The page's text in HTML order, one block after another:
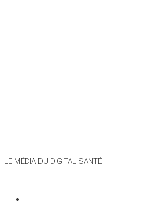
LE MÉDIA DU DIGITAL SANTÉ